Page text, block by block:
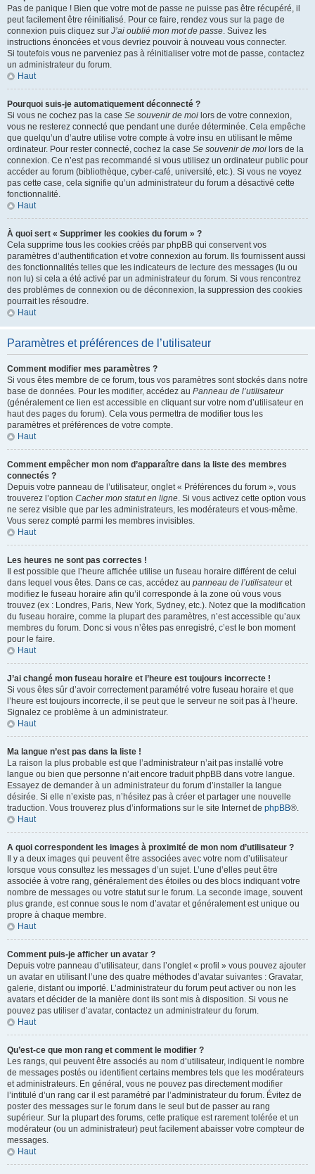
Pas de panique ! Bien que votre mot de passe ne puisse pas être récupéré, il
peut facilement être réinitialisé. Pour ce faire, rendez vous sur la page de
connexion puis cliquez sur J’ai oublié mon mot de passe. Suivez les
instructions énoncées et vous devriez pouvoir à nouveau vous connecter.
Si toutefois vous ne parveniez pas à réinitialiser votre mot de passe, contactez
un administrateur du forum.
Haut
Pourquoi suis-je automatiquement déconnecté ?
Si vous ne cochez pas la case Se souvenir de moi lors de votre connexion,
vous ne resterez connecté que pendant une durée déterminée. Cela empêche
que quelqu’un d’autre utilise votre compte à votre insu en utilisant le même
ordinateur. Pour rester connecté, cochez la case Se souvenir de moi lors de la
connexion. Ce n’est pas recommandé si vous utilisez un ordinateur public pour
accéder au forum (bibliothèque, cyber-café, université, etc.). Si vous ne voyez
pas cette case, cela signifie qu’un administrateur du forum a désactivé cette
fonctionnalité.
Haut
À quoi sert « Supprimer les cookies du forum » ?
Cela supprime tous les cookies créés par phpBB qui conservent vos
paramètres d’authentification et votre connexion au forum. Ils fournissent aussi
des fonctionnalités telles que les indicateurs de lecture des messages (lu ou
non lu) si cela a été activé par un administrateur du forum. Si vous rencontrez
des problèmes de connexion ou de déconnexion, la suppression des cookies
pourrait les résoudre.
Haut
Paramètres et préférences de l’utilisateur
Comment modifier mes paramètres ?
Si vous êtes membre de ce forum, tous vos paramètres sont stockés dans notre
base de données. Pour les modifier, accédez au Panneau de l’utilisateur
(généralement ce lien est accessible en cliquant sur votre nom d’utilisateur en
haut des pages du forum). Cela vous permettra de modifier tous les
paramètres et préférences de votre compte.
Haut
Comment empêcher mon nom d’apparaître dans la liste des membres
connectés ?
Depuis votre panneau de l’utilisateur, onglet « Préférences du forum », vous
trouverez l’option Cacher mon statut en ligne. Si vous activez cette option vous
ne serez visible que par les administrateurs, les modérateurs et vous-même.
Vous serez compté parmi les membres invisibles.
Haut
Les heures ne sont pas correctes !
Il est possible que l’heure affichée utilise un fuseau horaire différent de celui
dans lequel vous êtes. Dans ce cas, accédez au panneau de l’utilisateuret
modifiez le fuseau horaire afin qu’il corresponde à la zone où vous vous
trouvez (ex : Londres, Paris, New York, Sydney, etc.). Notez que la modification
du fuseau horaire, comme la plupart des paramètres, n’est accessible qu’aux
membres du forum. Donc si vous n’êtes pas enregistré, c’est le bon moment
pour le faire.
Haut
J’ai changé mon fuseau horaire et l’heure est toujours incorrecte !
Si vous êtes sûr d’avoir correctement paramétré votre fuseau horaire et que
l’heure est toujours incorrecte, il se peut que le serveur ne soit pas à l’heure.
Signalez ce problème à un administrateur.
Haut
Ma langue n’est pas dans la liste !
La raison la plus probable est que l’administrateur n’ait pas installé votre
langue ou bien que personne n’ait encore traduit phpBB dans votre langue.
Essayez de demander à un administrateur du forum d’installer la langue
désirée. Si elle n’existe pas, n’hésitez pas à créer et partager une nouvelle
traduction. Vous trouverez plus d’informations sur le site Internet de phpBB®.
Haut
A quoi correspondent les images à proximité de mon nom d’utilisateur ?
Il y a deux images qui peuvent être associées avec votre nom d’utilisateur
lorsque vous consultez les messages d’un sujet. L’une d’elles peut être
associée à votre rang, généralement des étoiles ou des blocs indiquant votre
nombre de messages ou votre statut sur le forum. La seconde image, souvent
plus grande, est connue sous le nom d’avatar et généralement est unique ou
propre à chaque membre.
Haut
Comment puis-je afficher un avatar ?
Depuis votre panneau d’utilisateur, dans l’onglet « profil » vous pouvez ajouter
un avatar en utilisant l’une des quatre méthodes d’avatar suivantes : Gravatar,
galerie, distant ou importé. L’administrateur du forum peut activer ou non les
avatars et décider de la manière dont ils sont mis à disposition. Si vous ne
pouvez pas utiliser d’avatar, contactez un administrateur du forum.
Haut
Qu’est-ce que mon rang et comment le modifier ?
Les rangs, qui peuvent être associés au nom d’utilisateur, indiquent le nombre
de messages postés ou identifient certains membres tels que les modérateurs
et administrateurs. En général, vous ne pouvez pas directement modifier
l’intitulé d’un rang car il est paramétré par l’administrateur du forum. Évitez de
poster des messages sur le forum dans le seul but de passer au rang
supérieur. Sur la plupart des forums, cette pratique est rarement tolérée et un
modérateur (ou un administrateur) peut facilement abaisser votre compteur de
messages.
Haut